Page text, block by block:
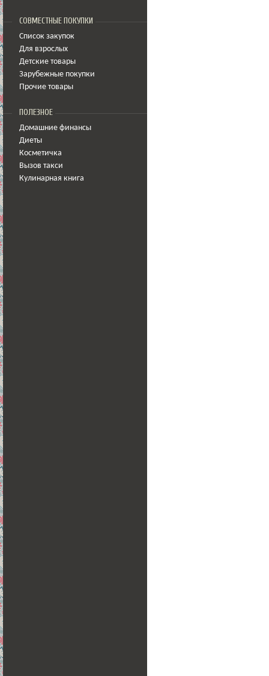
СОВМЕСТНЫЕ ПОКУПКИ
Список закупок
Для взрослых
Детские товары
Зарубежные покупки
Прочие товары
ПОЛЕЗНОЕ
Домашние финансы
Диеты
Косметичка
Вызов такси
Кулинарная книга